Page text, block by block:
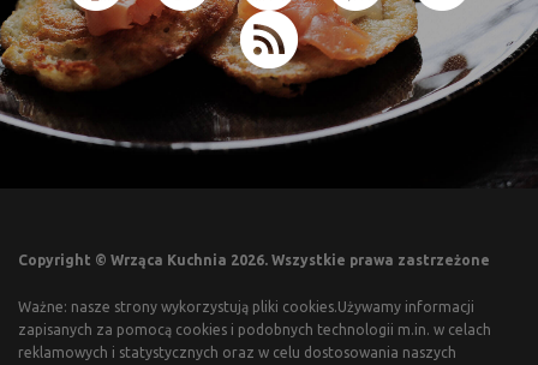
Copyright © Wrząca Kuchnia 2026. Wszystkie prawa zastrzeżone
Ważne: nasze strony wykorzystują pliki cookies.Używamy informacji
zapisanych za pomocą cookies i podobnych technologii m.in. w celach
reklamowych i statystycznych oraz w celu dostosowania naszych